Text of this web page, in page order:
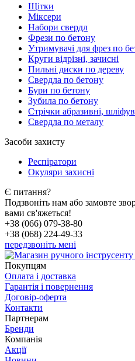
Щітки
Міксери
Набори свердл
Фрези по бетону
Утримувачі для фрез по
Круги відрізні, зачисні
Пильні диски по дереву
Свердла по бетону
Бури по бетону
Зубила по бетону
Стрічки абразивні,
Свердла по металу
Засоби захисту
Респіратори
Окуляри захисні
Є питання?
Подзвоніть нам або замовте
вами св'яжеться!
+38 (066) 079-38-80
+38 (068) 224-49-33
передзвоніть мені
Покупцям
Оплата і доставка
Гарантія і повернення
Договір-оферта
Контакти
Партнерам
Бренди
Компанія
Акції